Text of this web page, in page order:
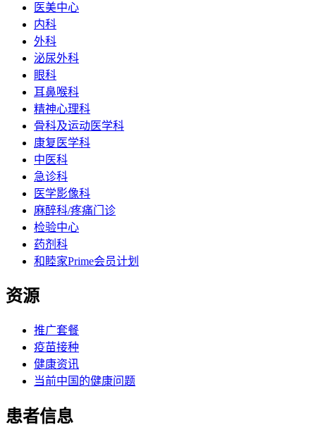
医美中心
内科
外科
泌尿外科
眼科
耳鼻喉科
精神心理科
骨科及运动医学科
康复医学科
中医科
急诊科
医学影像科
麻醉科/疼痛门诊
检验中心
药剂科
和睦家Prime会员计划
资源
推广套餐
疫苗接种
健康资讯
当前中国的健康问题
患者信息